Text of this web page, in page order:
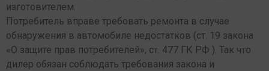
изготовителем.
Потребитель вправе требовать ремонта в случае
обнаружения в автомобиле недостатков (ст. 19 закона
«О защите прав потребителей», ст. 477 ГК РФ ). Так что
дилер обязан соблюдать требования закона и